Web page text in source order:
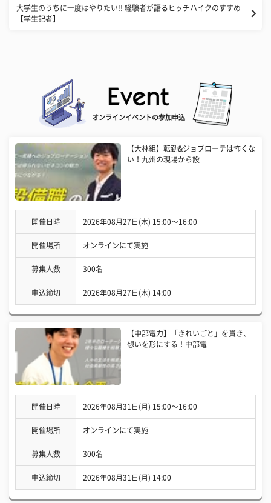
大学生のうちに一度はやりたい!! 経験者が語るヒッチハイクのすすめ
【学生記者】
オンラインイベントの参加申込
【大林組】転勤&ジョブローテは怖くな
い！九州の現場から設
開催日時 2026年08月27日(木) 15:00〜16:00
開催場所 オンラインにて実施
募集人数 300名
申込締切 2026年08月27日(木) 14:00
【中部電力】「きれいごと」を貫き、
想いを形にする！中部電
開催日時 2026年08月31日(月) 15:00〜16:00
開催場所 オンラインにて実施
募集人数 300名
申込締切 2026年08月31日(月) 14:00